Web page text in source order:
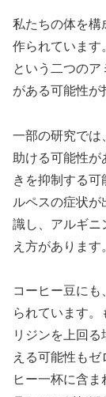
私たちの体を構
作られています
という二つの
がある可能性が
一部の研究では
助ける可能性
きを抑制する
ルペスの症状
識し、アルギニ
え方があります
コーヒー豆にも
られています
リジンを上回
える可能性も
ヒー一杯に含